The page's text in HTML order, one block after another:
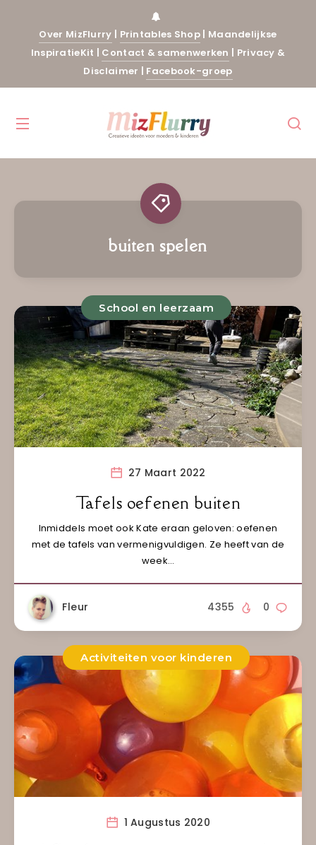
Over MizFlurry | Printables Shop | Maandelijkse
InspiratieKit | Contact & samenwerken | Privacy &
Disclaimer | Facebook-groep
buiten spelen
School en leerzaam
27 Maart 2022
Tafels oefenen buiten
Inmiddels moet ook Kate eraan geloven: oefenen
met de tafels van vermenigvuldigen. Ze heeft van de
week…
Fleur 0
4355
Activiteiten voor kinderen
1 Augustus 2020